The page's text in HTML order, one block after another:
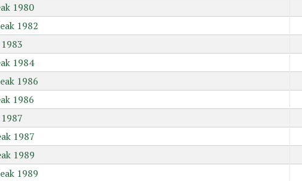
1980
1982
1984
1986
1986
1987
1989
1989